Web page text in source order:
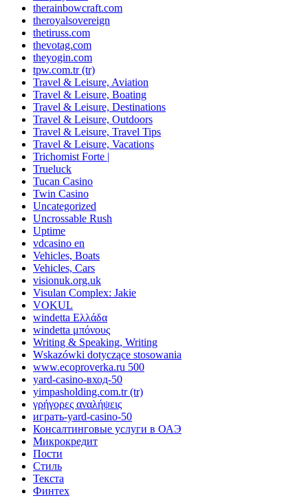
therainbowcraft.com
theroyalsovereign
thetiruss.com
thevotag.com
theyogin.com
tpw.com.tr (tr)
Travel & Leisure, Aviation
Travel & Leisure, Boating
Travel & Leisure, Destinations
Travel & Leisure, Outdoors
Travel & Leisure, Travel Tips
Travel & Leisure, Vacations
Trichomist Forte |
Trueluck
Tucan Casino
Twin Casino
Uncategorized
Uncrossable Rush
Uptime
vdcasino en
Vehicles, Boats
Vehicles, Cars
visionuk.org.uk
Visulan Complex: Jakie
VOKUL
windetta Ελλάδα
windetta μπόνους
Writing & Speaking, Writing
Wskazówki dotyczące stosowania
www.ecoproverka.ru 500
yard-casino-вход-50
yimpasholding.com.tr (tr)
γρήγορες αναλήψεις
играть-yard-casino-50
Консалтинговые услуги в ОАЭ
Микрокредит
Пости
Стиль
Текста
Финтех